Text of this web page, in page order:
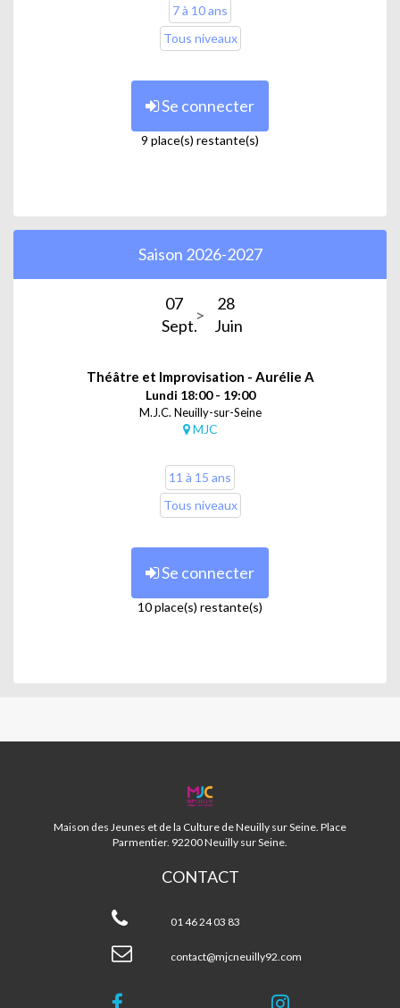
7 à 10 ans
Tous niveaux
Se connecter
9 place(s) restante(s)
Saison 2026-2027
07
Sept.
28
Juin
Théâtre et Improvisation - Aurélie A
Lundi 18:00 - 19:00
M.J.C. Neuilly-sur-Seine
MJC
11 à 15 ans
Tous niveaux
Se connecter
10 place(s) restante(s)
MJC
NEUILLY
92
Maison des Jeunes et de la Culture de Neuilly sur Seine. Place
Parmentier. 92200 Neuilly sur Seine.
CONTACT
Neuilly
01 46 24 03 83
contact@mjcneuilly92.com